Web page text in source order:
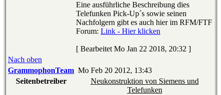
Eine ausführliche Beschreibung dies
Telefunken Pick-Up´s sowie seinen
Nachfolgern gibt es auch hier im RFM/FTF
Forum: Link - Hier klicken
[ Bearbeitet Mo Jan 22 2018, 20:32 ]
Nach oben
GrammophonTeam Mo Feb 20 2012, 13:43
Seitenbetreiber
Neukonstruktion von Siemens und
Telefunken